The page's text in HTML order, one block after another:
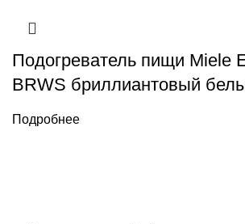
Подогреватель пищи Miele
BRWS бриллиантовый
Подробнее